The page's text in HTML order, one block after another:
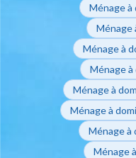
Ménage à
Ménage
Ménage à
Ménage à
Ménage à
Ménage à
Ménage à
Ménage